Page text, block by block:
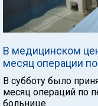
В медицинском
месяц операции
В субботу было
месяц операций по
больнице.